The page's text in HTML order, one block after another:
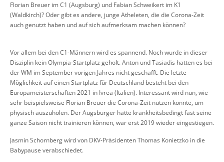
Florian Breuer im C1 (Augsburg) und Fabian Schweikert im K1
(Waldkirch)? Oder gibt es andere, junge Atheleten, die die Corona-Zeit
auch genutzt haben und auf sich aufmerksam machen können?
Vor allem bei den C1-Männern wird es spannend. Noch wurde in dieser
Disziplin kein Olympia-Startplatz geholt. Anton und Tasiadis hatten es bei
der WM im September vorigen Jahres nicht geschafft. Die letzte
Möglichkeit auf einen Startplatz für Deutschland besteht bei den
Europameisterschaften 2021 in Ivrea (Italien). Interessant wird nun, wie
sehr beispielsweise Florian Breuer die Corona-Zeit nutzen konnte, um
physisch auszuholen. Der Augsburger hatte krankheitsbedingt fast seine
ganze Saison nicht trainieren können, war erst 2019 wieder eingestiegen.
Jasmin Schornberg wird von DKV-Präsidenten Thomas Konietzko in die
Babypause verabschiedet.